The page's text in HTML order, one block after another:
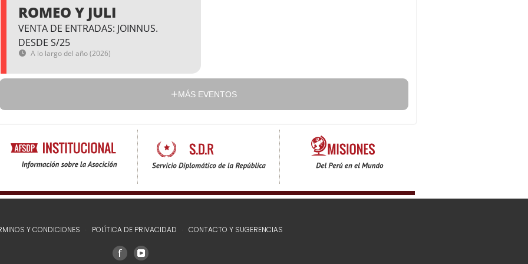
ROMEO Y JULI
VENTA DE ENTRADAS: JOINNUS.
DESDE S/25
A lo largo del año (2026)
MÁS EVENTOS
Y CONDICIONES POLÍTICA DE PRIVACIDAD CONTACTO Y SUGERENCIAS